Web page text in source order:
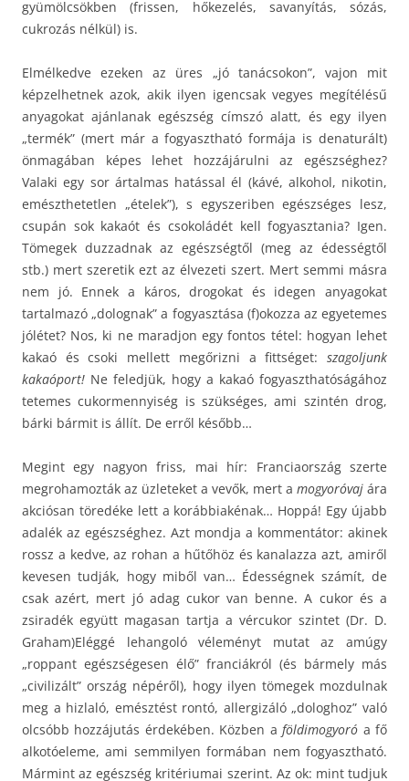
gyümölcsökben (frissen, hőkezelés, savanyítás, sózás,
cukrozás nélkül) is.
Elmélkedve ezeken az üres „jó tanácsokon”, vajon mit
képzelhetnek azok, akik ilyen igencsak vegyes megítélésű
anyagokat ajánlanak egészség címszó alatt, és egy ilyen
„termék” (mert már a fogyasztható formája is denaturált)
önmagában képes lehet hozzájárulni az egészséghez?
Valaki egy sor ártalmas hatással él (kávé, alkohol, nikotin,
emészthetetlen „ételek”), s egyszeriben egészséges lesz,
csupán sok kakaót és csokoládét kell fogyasztania? Igen.
Tömegek duzzadnak az egészségtől (meg az édességtől
stb.) mert szeretik ezt az élvezeti szert. Mert semmi másra
nem jó. Ennek a káros, drogokat és idegen anyagokat
tartalmazó „dolognak” a fogyasztása (f)okozza az egyetemes
jólétet? Nos, ki ne maradjon egy fontos tétel: hogyan lehet
kakaó és csoki mellett megőrizni a fittséget: szagoljunk
kakaóport! Ne feledjük, hogy a kakaó fogyaszthatóságához
tetemes cukormennyiség is szükséges, ami szintén drog,
bárki bármit is állít. De erről később…
Megint egy nagyon friss, mai hír: Franciaország szerte
megrohamozták az üzleteket a vevők, mert a mogyoróvaj ára
akciósan töredéke lett a korábbiakénak… Hoppá! Egy újabb
adalék az egészséghez. Azt mondja a kommentátor: akinek
rossz a kedve, az rohan a hűtőhöz és kanalazza azt, amiről
kevesen tudják, hogy miből van… Édességnek számít, de
csak azért, mert jó adag cukor van benne. A cukor és a
zsiradék együtt magasan tartja a vércukor szintet (Dr. D.
Graham)Eléggé lehangoló véleményt mutat az amúgy
„roppant egészségesen élő” franciákról (és bármely más
„civilizált” ország népéről), hogy ilyen tömegek mozdulnak
meg a hizlaló, emésztést rontó, allergizáló „dologhoz” való
olcsóbb hozzájutás érdekében. Közben aföldimogyoró a fő
alkotóeleme, ami semmilyen formában nem fogyasztható.
Mármint az egészség kritériumai szerint. Az ok: mint tudjuk